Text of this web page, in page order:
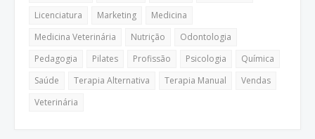
Licenciatura
Marketing
Medicina
Medicina Veterinária
Nutrição
Odontologia
Pedagogia
Pilates Profissão Psicologia
Química
Saúde
Terapia Alternativa Terapia Manual
Vendas
Veterinária